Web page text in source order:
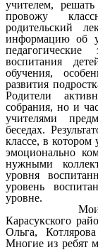
учителем,
провожу
родительский
информацию об
воспитания
обучения,
развития
Родители
собрания, но и
учителями
беседах.
классе, в котором
эмоционально
нужными
уровня
уровень
уровне.
Мои
Карасукского
Ольга,
Многие из ребят